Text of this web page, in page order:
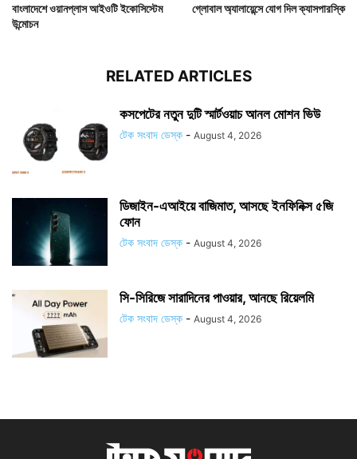
বাংলাদেশে ওয়ানপ্লাস আইওটি ইকোসিস্টেম
উন্মোচন
গ্লোবাল অ্যালায়েন্সে যোগ দিল ক্যাসপারস্কি
RELATED ARTICLES
কসপেটের নতুন দুটি স্মার্টওয়াচ আনল মোশন ভিউ
টেক সংবাদ ডেস্ক - August 4, 2026
ডিজাইন-এআইয়ে বাজিমাত, আসছে ইনফিনিক্স ৫জি
ফোন
টেক সংবাদ ডেস্ক - August 4, 2026
সি-সিরিজে সারাদিনের পাওয়ার, আনছে রিয়েলমি
টেক সংবাদ ডেস্ক - August 4, 2026